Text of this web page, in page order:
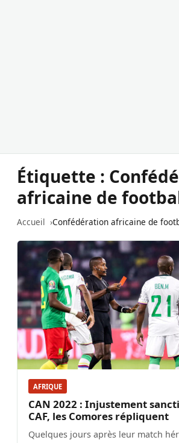
Étiquette :
africaine de
Accueil Confédération africaine de
AFRIQUE
CAN 2022 : Injustement
CAF, les Comores répliquent
Quelques jours après leur match